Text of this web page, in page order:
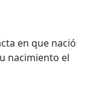
en que nació
nacimiento el